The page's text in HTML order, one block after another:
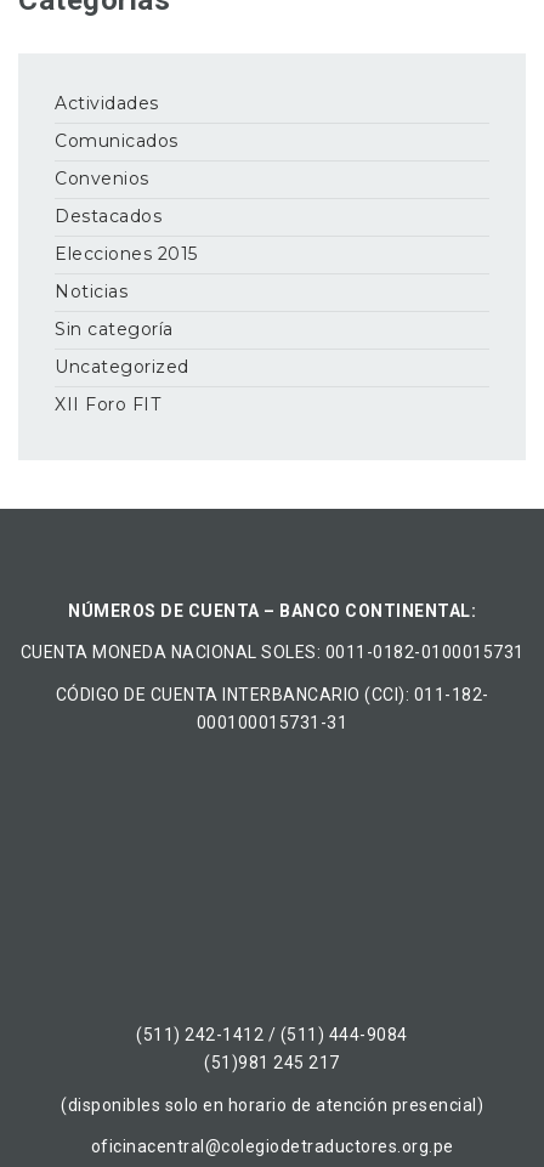
Actividades
Comunicados
Convenios
Destacados
Elecciones 2015
Noticias
Sin categoría
Uncategorized
XII Foro FIT
NÚMEROS DE CUENTA – BANCO CONTINENTAL:
CUENTA MONEDA NACIONAL​ ​SOLES​: 0011-0182-0100015731
CÓDIGO DE CUENTA INTERBANCARIO (CCI): 011-182-
000100015731-31
(511) 242-1412 / (511) 444-9084
(51)981 245 217
(disponibles solo en horario de atención presencial)
oficinacentral@colegiodetraductores.org.pe